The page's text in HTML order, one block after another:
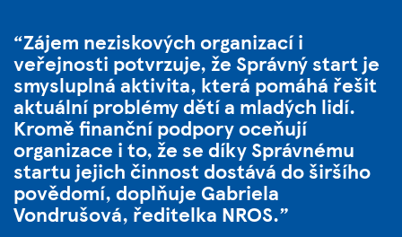
Zájem neziskových organizací i
veřejnosti potvrzuje, že Správný start je
smysluplná aktivita, která pomáhá řešit
aktuální problémy dětí a mladých lidí.
Kromě finanční podpory oceňují
organizace i to, že se díky Správnému
startu jejich činnost dostává do širšího
povědomí, doplňujeGabriela
Vondrušová, ředitelka NROS.